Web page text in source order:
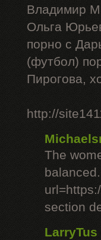
Владимир
Ольга
порно с
(футбол)
Пирогова,
http://
The
section
LarryTus